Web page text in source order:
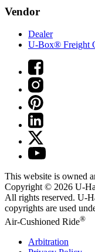
Vendor
Dealer
U-Box® Freight
This website is owned
Copyright © 2026 U-
All rights reserved. U-
copyrights are used
Air-Cushioned Ride®
Arbitration